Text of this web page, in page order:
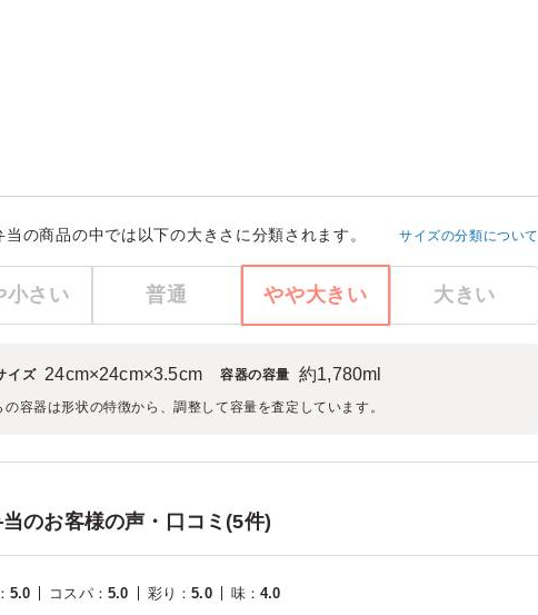
の商品の中では以下の大きさに分類されます。 サイズの分類について
小さい 普通 やや大きい 大きい
イズ 24cm×24cm×3.5cm 容器の容量 約1,780ml
容器は形状の特徴から、調整して容量を査定しています。
のお客様の声・口コミ(5件)
： 5.0 コスパ： 5.0 彩り ：5.0 味：4.0